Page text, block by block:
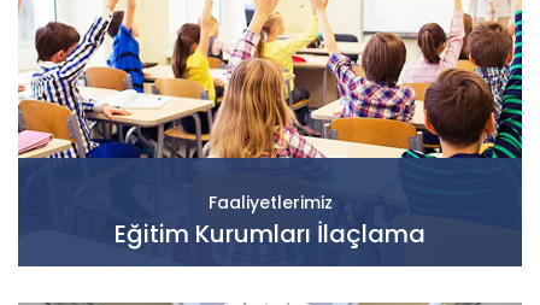
Faaliyetlerimiz
Eğitim Kurumları İlaçlama